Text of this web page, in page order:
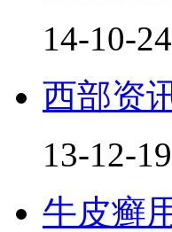
14-10-24
西部资
13-12-19
牛皮癣